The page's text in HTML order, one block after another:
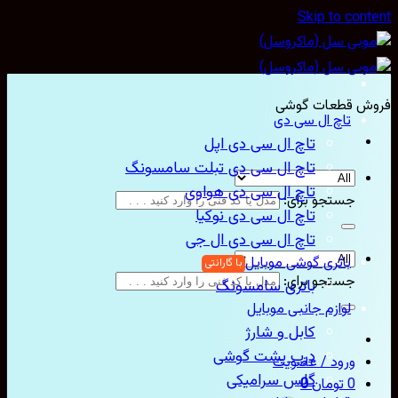
Skip to
قطعات گوشی
جستجو برای:
جستجو برای:
ورود / عضویت
تومان0
تاچ ال سی دی
تاچ ال سی دی اپل
تاچ ال سی دی تبلت سامسونگ
تاچ ال سی دی هواوی
تاچ ال سی دی نوکیا
تاچ ال سی دی ال جی
باتری گوشی موبایل
باتری سامسونگ
لوازم جانبی موبایل
کابل و شارژ
درب پشت گوشی
گلس سرامیکی